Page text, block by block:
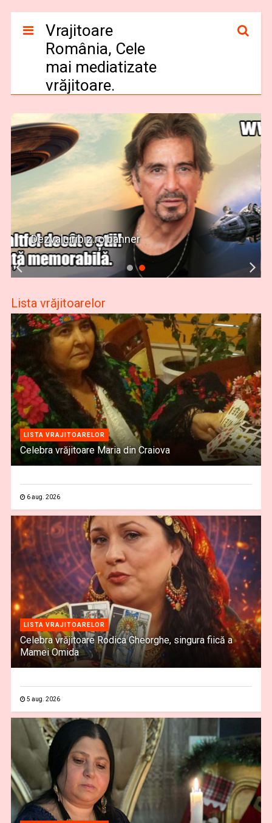
Vrajitoare
România, Cele
mai mediatizate
vrăjitoare.
Dezvaluiribiz.ro banner
Lista vrăjitoarelor
LISTA VRAJITOARELOR
Celebra vrăjitoare Maria din Craiova
6 aug. 2026
LISTA VRAJITOARELOR
Celebra vrăjitoare Rodica Gheorghe, singura fiică a
Mamei Omida
5 aug. 2026